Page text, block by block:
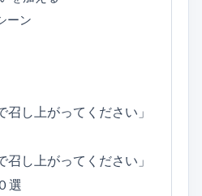
ーン
召し上がってください」
召し上がってください」
選